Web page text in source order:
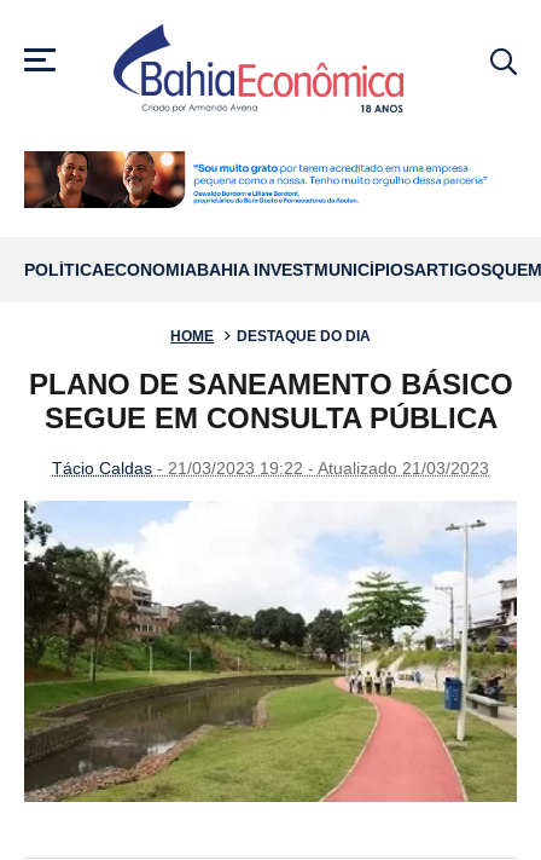
MENU
POLÍTICAECONOMIABAHIA INVESTMUNICÍPIOSARTIGOS
HOME DESTAQUE DO DIA
PLANO DE SANEAMENTO BÁSICO
SEGUE EM CONSULTA PÚBLICA
Tácio Caldas - 21/03/2023 19:22 - Atualizado 21/03/2023